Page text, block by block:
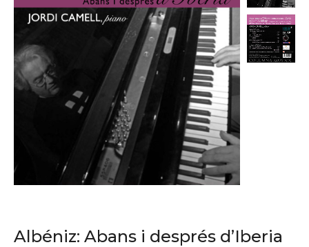
Albéniz: Abans i després d’Iberia